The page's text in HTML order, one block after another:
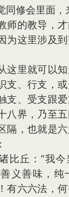
同修会里面
师的教导，
为这里涉及
里就可以知
支、行支，
支、受支跟
八界，乃至
隔，也就是
丘：“我今
义善味，纯
有六六法，